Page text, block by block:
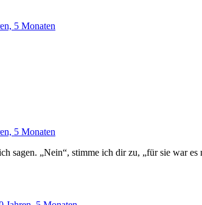
5 Monaten
5 Monaten
sagen. „Nein“, stimme ich dir zu, „für sie war